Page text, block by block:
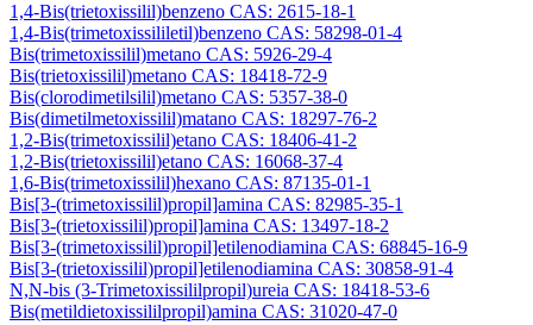
1,4-Bis(trietoxissilil)benzeno CAS: 2615-18-1
1,4-Bis(trimetoxissililetil)benzeno CAS: 58298-01-4
Bis(trimetoxissilil)metano CAS: 5926-29-4
Bis(trietoxissilil)metano CAS: 18418-72-9
Bis(clorodimetilsilil)metano CAS: 5357-38-0
Bis(dimetilmetoxissilil)matano CAS: 18297-76-2
1,2-Bis(trimetoxissilil)etano CAS: 18406-41-2
1,2-Bis(trietoxissilil)etano CAS: 16068-37-4
1,6-Bis(trimetoxissilil)hexano CAS: 87135-01-1
Bis[3-(trimetoxissilil)propil]amina CAS: 82985-35-1
Bis[3-(trietoxissilil)propil]amina CAS: 13497-18-2
Bis[3-(trimetoxissilil)propil]etilenodiamina CAS: 68845-16-9
Bis[3-(trietoxissilil)propil]etilenodiamina CAS: 30858-91-4
N,N-bis (3-Trimetoxissililpropil)ureia CAS: 18418-53-6
Bis(metildietoxissililpropil)amina CAS: 31020-47-0